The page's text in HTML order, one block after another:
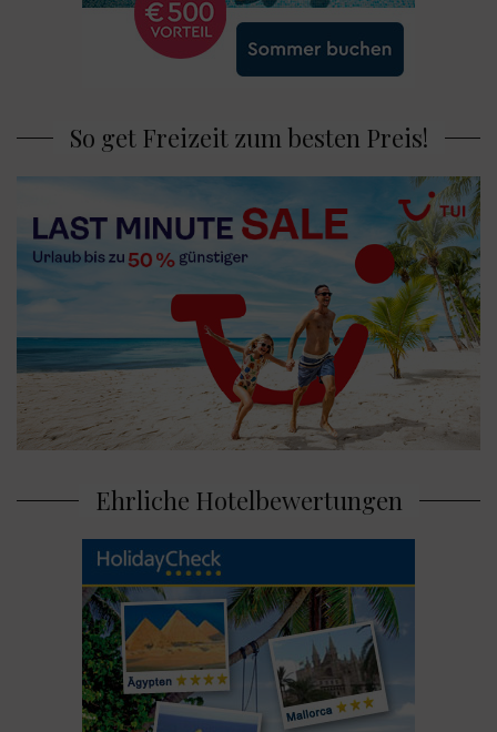
So get Freizeit zum besten Preis!
Ehrliche Hotelbewertungen